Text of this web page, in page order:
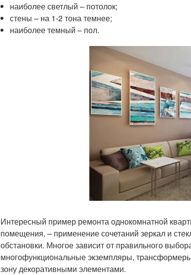
наиболее светлый – потолок;
стены – на 1-2 тона темнее;
наиболее темный – пол.
Интересный пример ремонта однокомнатной
помещения, – применение сочетаний зеркал и
обстановки. Многое зависит от правильного
многофункциональные экземпляры,
зону декоративными элементами.